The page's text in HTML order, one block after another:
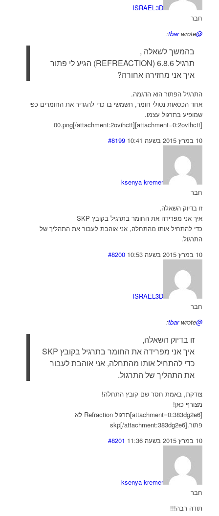
ISRAEL3D
חבר
@tbar
wrote:
בהמשך לשאלה ,
תרגיל 6.8.6 (REFREACTION) הגיע לי פתור
איך אני מחזירה אחורה?
התרגיל הפתור הוא הדגמה.
אחד הכסאות נטולי חומר, תשמשי בו כדי להגדיר את החומרים כפי
שמופיע בתרגול עצמו.
[attachment=0:2ovihctt]00.png[/attachment:2ovihctt]
10 במרץ 2015 בשעה 10:41
#8199
ksenya kremer
חבר
זו בדיוק השאלה,
איך אני מפרידה את החומר בתרגיל בקובץ SKP
כדי להתחיל אותו מהתחלה, אני אוהבת לעבור את התהליך של
התרגול.
10 במרץ 2015 בשעה 10:53
#8200
ISRAEL3D
חבר
@tbar
wrote:
זו בדיוק השאלה,
איך אני מפרידה את החומר בתרגיל בקובץ SKP
כדי להתחיל אותו מהתחלה, אני אוהבת לעבור
את התהליך של התרגול.
צודקת, באמת חסר שם קובץ התחלה!
מצורף כאן!
[attachment=0:383dg2e6]תרגול Refraction לא
פתור.skp[/attachment:383dg2e6]
10 במרץ 2015 בשעה 11:36
#8201
ksenya kremer
חבר
תודה רבה!!!